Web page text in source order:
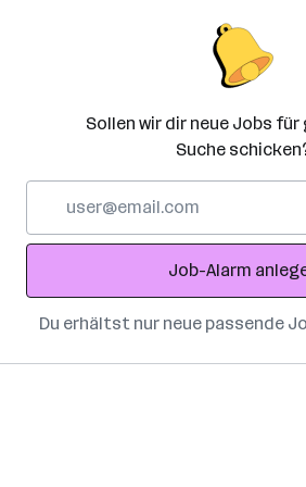
Sollen wir dir neue Jobs für
Suche
Adresse
Job-Alarm
Du erhältst nur neue passende